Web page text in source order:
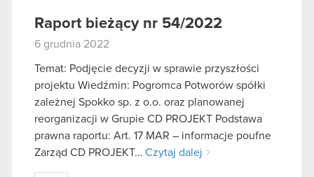
Raport bieżący nr 54/2022
6 grudnia 2022
Temat: Podjęcie decyzji w sprawie przyszłości
projektu Wiedźmin: Pogromca Potworów spółki
zależnej Spokko sp. z o.o. oraz planowanej
reorganizacji w Grupie CD PROJEKT Podstawa
prawna raportu: Art. 17 MAR – informacje poufne
Zarząd CD PROJEKT… Czytaj dalej